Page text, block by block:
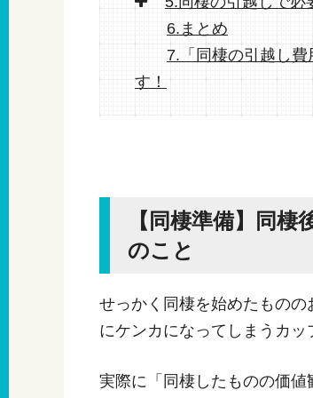
6.まとめ
7.「同棲の引越し
す！
【同棲準備】同
のこと
せっかく同棲を始めたもの
にケンカになってしまうカッ
実際に「同棲したものの価